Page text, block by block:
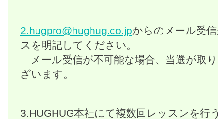
2.hugpro@hughug.co.jpからのメール受
スを明記してください。
メール受信が不可能な場合、当選が取
ざいます。
3.HUGHUG本社にて複数回レッスンを行